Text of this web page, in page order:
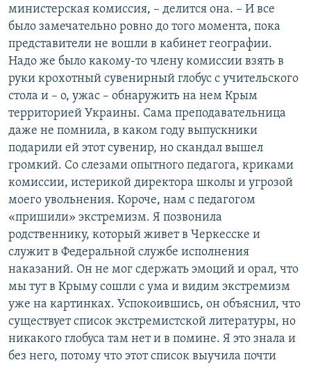
министерская комиссия, – делится она. – И все
было замечательно ровно до того момента, пока
представители не вошли в кабинет географии.
Надо же было какому-то члену комиссии взять в
руки крохотный сувенирный глобус с учительского
стола и – о, ужас – обнаружить на нем Крым
территорией Украины. Сама преподавательница
даже не помнила, в каком году выпускники
подарили ей этот сувенир, но скандал вышел
громкий. Со слезами опытного педагога, криками
комиссии, истерикой директора школы и угрозой
моего увольнения. Короче, нам с педагогом
«пришили» экстремизм. Я позвонила
родственнику, который живет в Черкесске и
служит в Федеральной службе исполнения
наказаний. Он не мог сдержать эмоций и орал, что
мы тут в Крыму сошли с ума и видим экстремизм
уже на картинках. Успокоившись, он объяснил, что
существует список экстремистской литературы, но
никакого глобуса там нет и в помине. Я это знала и
без него, потому что этот список выучила почти